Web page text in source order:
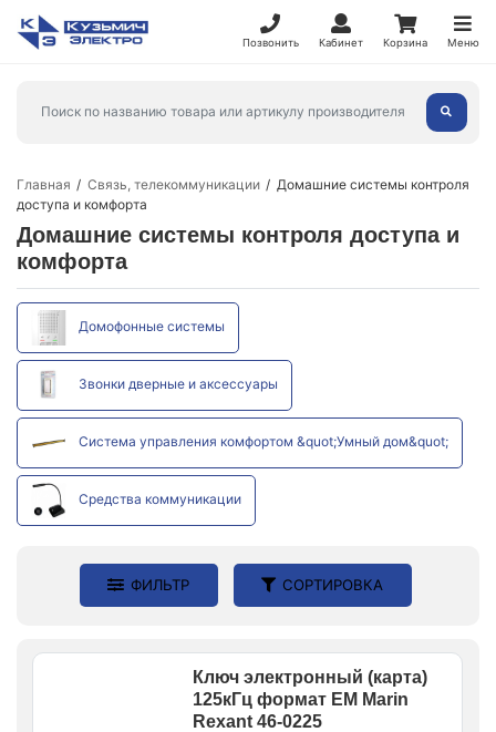
Позвонить Кабинет Корзина Меню
Главная Связь, телекоммуникации
Домашние системы контроля
доступа и комфорта
Домашние системы контроля доступа и
комфорта
Домофонные системы
Звонки дверные и аксессуары
Система управления комфортом &quot;Умный дом&quot;
Средства коммуникации
ФИЛЬТР СОРТИРОВКА
Ключ электронный (карта)
125кГц формат EM Marin
Rexant 46-0225